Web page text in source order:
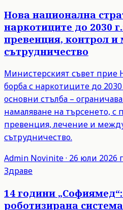
Нова национална
наркотиците до 2030
превенция, контрол
сътрудничество
Министерският съвет прие
борба с наркотиците до
основни стълба –
намаляване на търсенето, с
превенция, лечение и
сътрудничество.
Admin Novinite· 26 юли 2026
Здраве
14 години
роботизирана